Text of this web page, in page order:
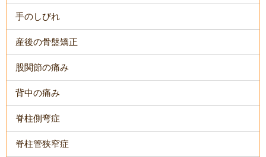
手のしびれ
産後の骨盤矯正
股関節の痛み
背中の痛み
脊柱側弯症
脊柱管狭窄症